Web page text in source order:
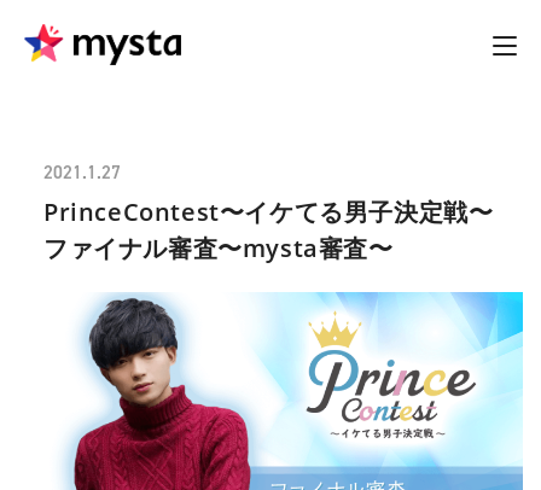
2021.1.27
PrinceContest〜イケてる男子決定戦〜
ファイナル審査〜mysta審査〜